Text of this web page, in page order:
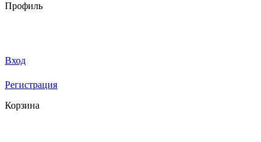
Профиль
Вход
Регистрация
Корзина